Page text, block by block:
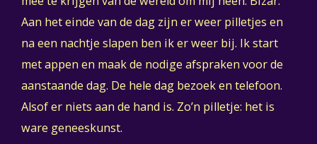
Aan het einde van de dag zijn er weer pilletjes en
na een nachtje slapen ben ik er weer bij. Ik start
met appen en maak de nodige afspraken voor de
aanstaande dag. De hele dag bezoek en telefoon.
Alsof er niets aan de hand is. Zo’n pilletje: het is
ware geneeskunst.